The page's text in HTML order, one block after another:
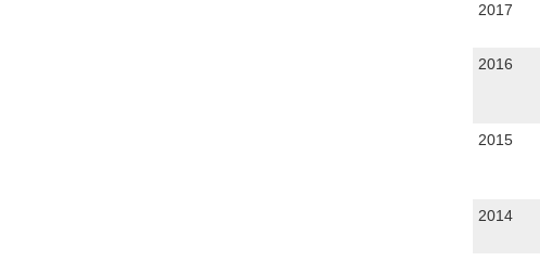
2017
2016
2015
2014